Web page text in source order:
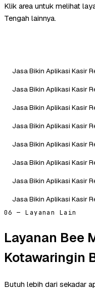
Klik area untuk melihat
Tengah lainnya.
Jasa Bikin Aplikasi Kasir
Jasa Bikin Aplikasi Kasir
Jasa Bikin Aplikasi Kasir
Jasa Bikin Aplikasi Kasir
Jasa Bikin Aplikasi Kasir
Jasa Bikin Aplikasi Kasir
Jasa Bikin Aplikasi Kasir
Jasa Bikin Aplikasi Kasir
06 — Layanan Lain
Layanan Bee
Kotawaringin
Butuh lebih dari sekadar